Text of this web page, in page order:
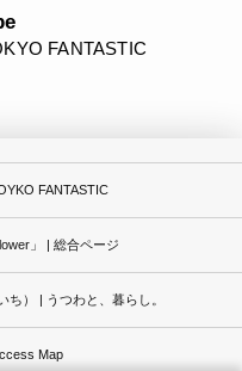
FANTASTIC
FANTASTIC
」 | 総合ページ
ち） | うつわと、暮らし。
Map